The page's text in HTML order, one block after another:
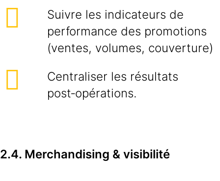
Suivre les indicateurs de
performance des promotions
(ventes, volumes, couverture)
Centraliser les résultats
post‑opérations.
2.4. Merchandising & visibilité